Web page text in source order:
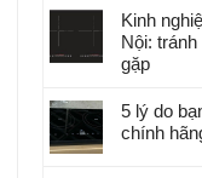
Kinh
Nội:
gặp
5 lý do
chính